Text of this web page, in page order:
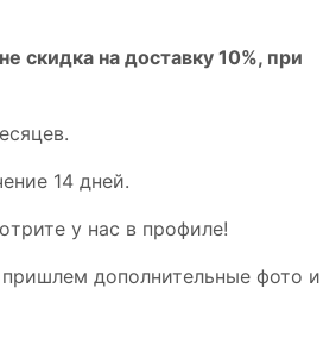
скидка на доставку 10%, при
14 днeй.
у нac в пpофилe!
пришлем дополнительныe фотo и